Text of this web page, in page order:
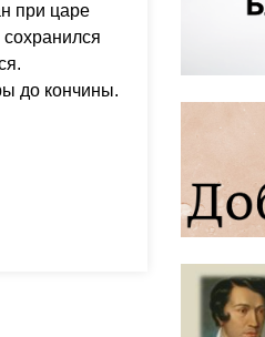
при царе
до кончины.